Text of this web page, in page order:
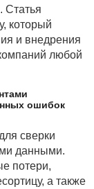
учете
списания
Статья
который
и внедрения
любой
ошибок
сверки
данными.
потери,
а также